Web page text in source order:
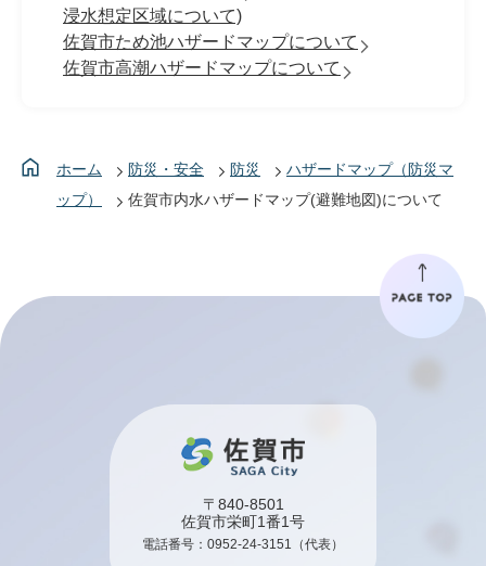
浸水想定区域について)
佐賀市ため池ハザードマップについて
佐賀市高潮ハザードマップについて
ホーム 防災・安全 防災
ハザードマップ（防災マ
ップ）
佐賀市内水ハザードマップ(避難地図)について
〒840-8501
佐賀市栄町1番1号
電話番号： 0952-24-3151 （代表）